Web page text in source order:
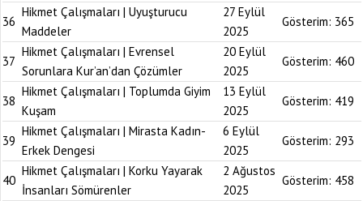
36
Hikmet Çalışmaları | Uyuşturucu
Maddeler
27 Eylül
2025
Gösterim: 365
37
Hikmet Çalışmaları | Evrensel
Sorunlara Kur’an’dan Çözümler
20 Eylül
2025
Gösterim: 460
38
Hikmet Çalışmaları | Toplumda Giyim
Kuşam
13 Eylül
2025
Gösterim: 419
39
Hikmet Çalışmaları | Mirasta Kadın-
Erkek Dengesi
6 Eylül
2025
Gösterim: 293
40
Hikmet Çalışmaları | Korku Yayarak
İnsanları Sömürenler
2 Ağustos
2025
Gösterim: 458